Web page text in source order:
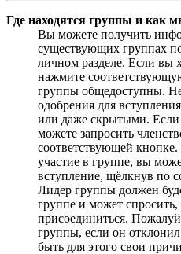
Где находятся группы и как
Вы можете получить
существующих группах
личном разделе. Если вы
нажмите
группы общедоступны.
одобрения для
или даже скрытыми.
можете запросить
соответствующей кнопке.
участие в группе, вы
вступление, щёлкнув по
Лидер группы должен
группе и может спросить,
присоединиться.
группы, если он
быть для этого свои